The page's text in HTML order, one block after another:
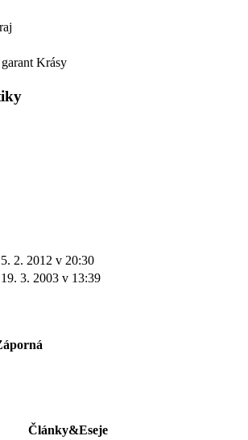
Krásy
5. 2. 2012 v 20:30
19. 3. 2003 v 13:39
Články&Eseje